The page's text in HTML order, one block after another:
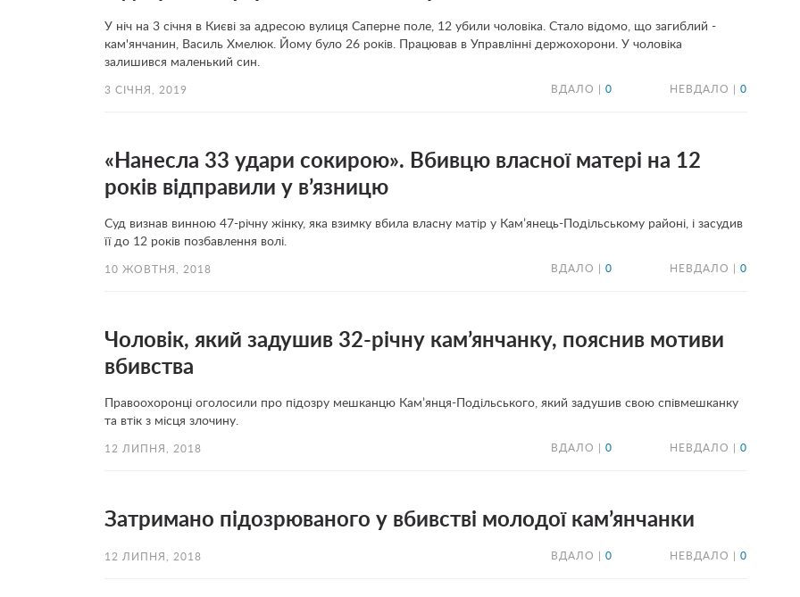
У ніч на 3 січня в Києві за адресою вулиця Саперне поле, 12 убили чоловіка. Стало відомо, що загиблий -
кам'янчанин, Василь Хмелюк. Йому було 26 років. Працював в Управлінні держохорони. У чоловіка
залишився маленький син.
3 СІЧНЯ, 2019 ВДАЛО | 0 НЕВДАЛО | 0
«Нанесла 33 удари сокирою». Вбивцю власної матері на 12
років відправили у в’язницю
Суд визнав винною 47-річну жінку, яка взимку вбила власну матір у Кам’янець-Подільському районі, і засудив
її до 12 років позбавлення волі.
10 ЖОВТНЯ, 2018 ВДАЛО | 0 НЕВДАЛО | 0
Чоловік, який задушив 32-річну кам’янчанку, пояснив мотиви
вбивства
Правоохоронці оголосили про підозру мешканцю Кам’янця-Подільського, який задушив свою співмешканку
та втік з місця злочину.
12 ЛИПНЯ, 2018 ВДАЛО | 0 НЕВДАЛО | 0
Затримано підозрюваного у вбивстві молодої кам’янчанки
12 ЛИПНЯ, 2018 ВДАЛО | 0 НЕВДАЛО | 0